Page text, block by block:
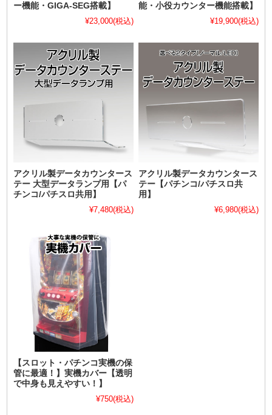
ー機能・GIGA-SEG搭載】
¥23,000(税込)
能・小役カウンター機能搭載】
¥19,900(税込)
アクリル製データカウンタース
テー 大型データランプ用【パ
チンコ/パチスロ共用】
¥7,480(税込)
アクリル製データカウンタース
テー【パチンコ/パチスロ共
用】
¥6,980(税込)
【スロット・パチンコ実機の保
管に最適！】実機カバー【透明
で中身も見えやすい！】
¥750(税込)